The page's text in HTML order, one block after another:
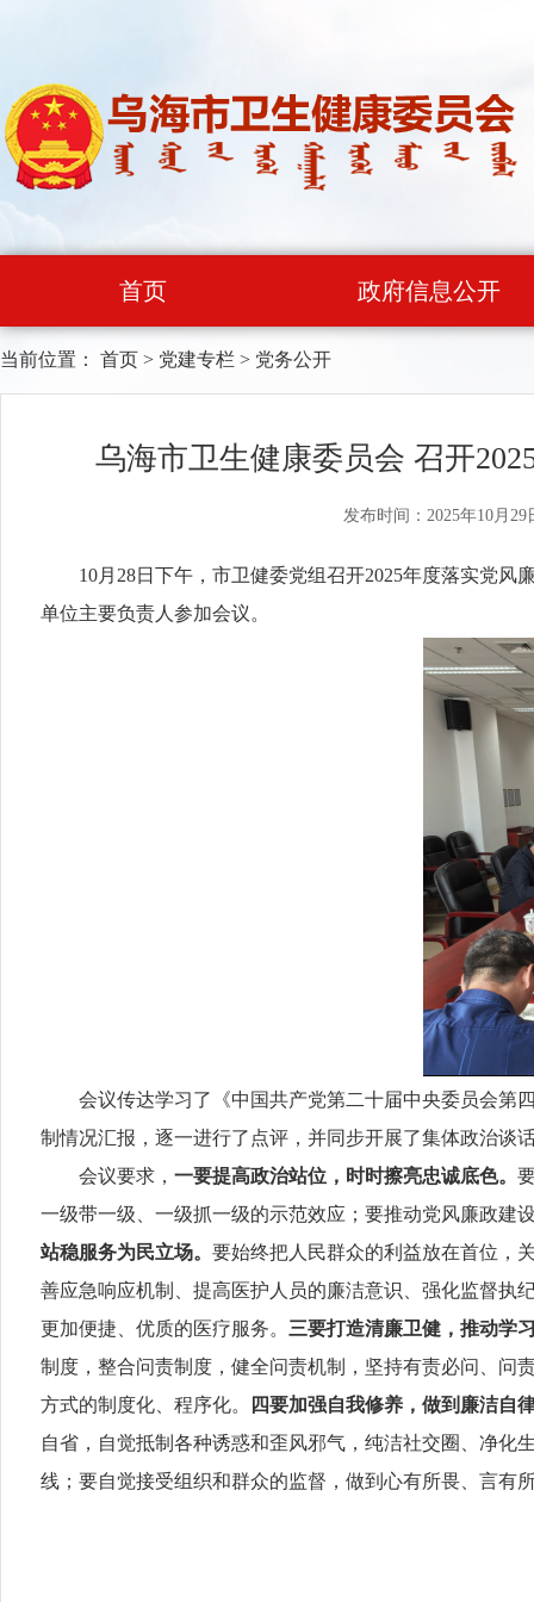
首页 政府信息公开
当前位置： 首页 > 党建专栏 > 党务公开
乌海市卫生健康委员会 召开
发布时间：2025年10月29
10月 28日 下午，市卫健委党组召开2025年度落实党风
单位主要负责人参加会议。
会议传达学习了《中国共产党第二十届中央委员会第
制情况汇报，逐一进行了点评，并同步开展了集体政治谈
会议要求， 一要提高政治站位，时时擦亮忠诚底色。
一级带一级、一级抓一级的示范效应；要推动党风廉政建
站稳服务为民立场。 要始终把人民群众的利益放在首位，
善应急响应机制、提高医护人员的廉洁意识、强化监督执
更加便捷、优质的医疗服务。 三要打造清廉卫健，推动学
制度，整合问责制度，健全问责机制，坚持有责必问、问
方式的制度化、程序化。
四要加强自我修养，做到廉洁自
自省，自觉抵制各种诱惑和歪风邪气，纯洁社交圈、净化
线；要自觉接受组织和群众的监督，做到心有所畏、言有